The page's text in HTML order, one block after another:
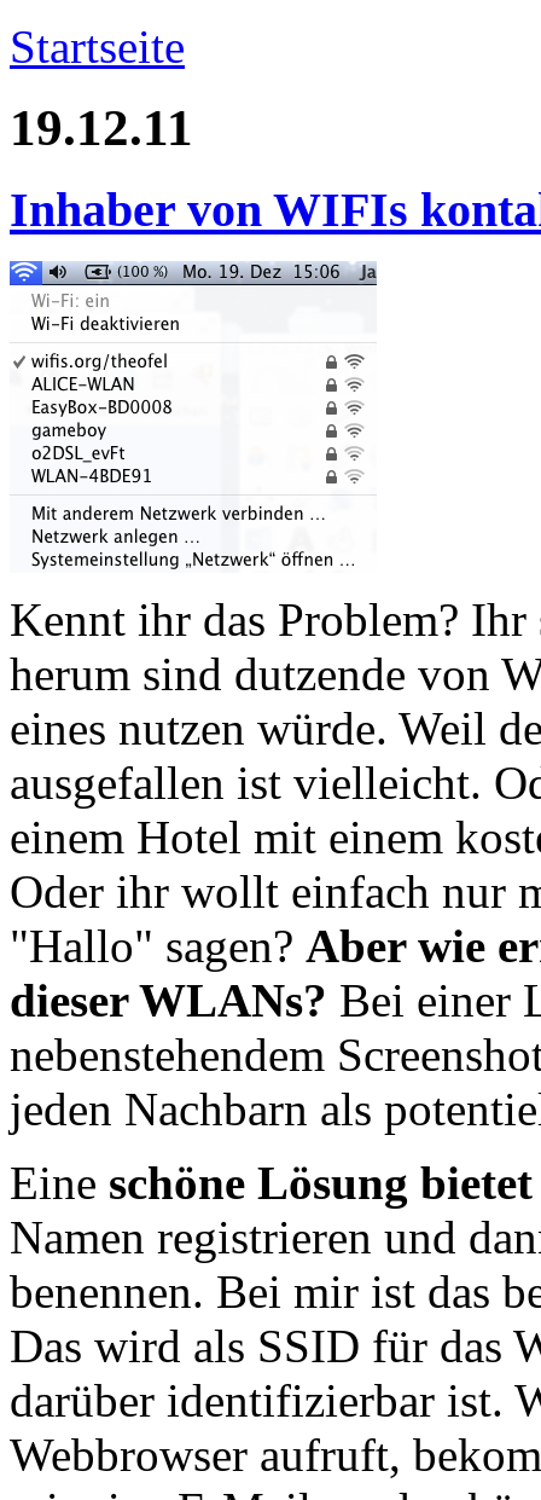
Startseite
19.12.11
Inhaber von WIFIs
Kennt ihr das Problem?
herum sind dutzende von
eines nutzen würde. Weil
ausgefallen ist vielleicht.
einem Hotel mit einem
Oder ihr wollt einfach nur
"Hallo" sagen? Aber wie
dieser WLANs? Bei einer
nebenstehendem
jeden Nachbarn als
Eine schöne Lösung
Namen registrieren und
benennen. Bei mir ist das
Das wird als SSID für das
darüber identifizierbar ist.
Webbrowser aufruft,